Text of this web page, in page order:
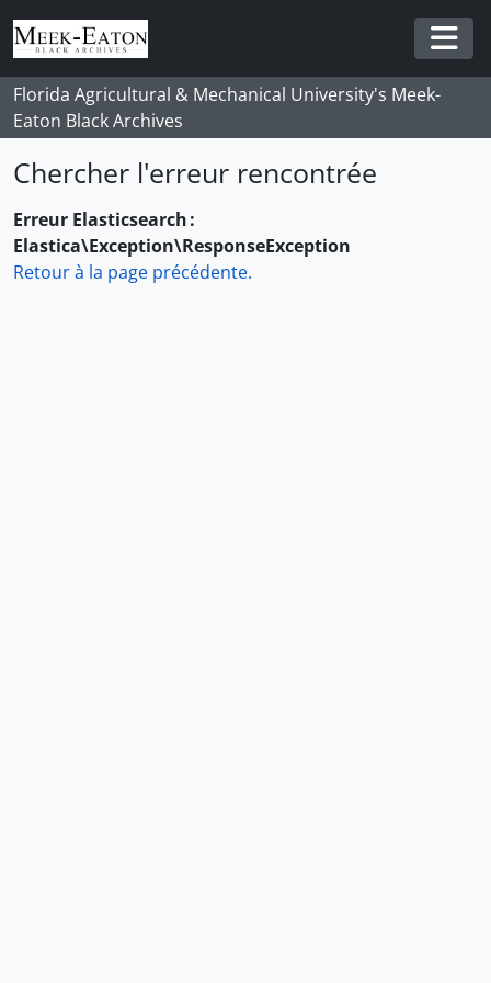
Skip to main content
Florida Agricultural & Mechanical University's Meek-
Eaton Black Archives
Chercher l'erreur rencontrée
Erreur Elasticsearch :
Elastica\Exception\ResponseException
Retour à la page précédente.